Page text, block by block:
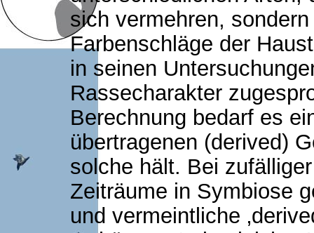
sich vermehren,
Farbenschläge der
in seinen
Rassecharakter
Berechnung bedarf es
übertragenen (derived)
solche hält. Bei
Zeiträume in Symbiose
und vermeintliche